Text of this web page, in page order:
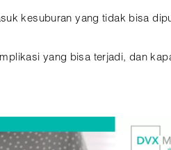
kesuburan yang tidak bisa
yang bisa terjadi, dan